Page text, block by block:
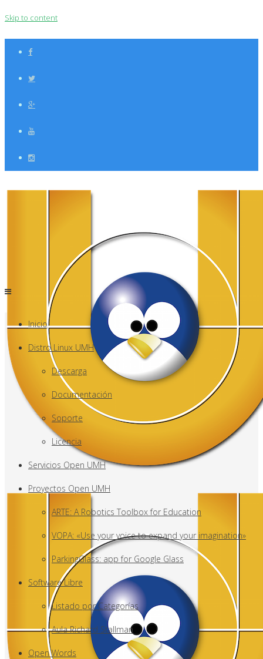
Skip to content
Inicio
Distro Linux UMH
Descarga
Documentación
Soporte
Licencia
Servicios Open UMH
Proyectos Open UMH
ARTE: A Robotics Toolbox for Education
VOPA: «Use your voice to expand your imagination»
ParkingGlass: app for Google Glass
Software Libre
Listado por Categorías
Aula Richard Stallman
Open Words